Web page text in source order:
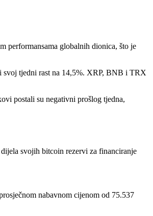
performansama globalnih dionica, što je
svoj tjedni rast na 14,5%. XRP, BNB i TRX
postali su negativni prošlog tjedna,
svojih bitcoin rezervi za financiranje
nabavnom cijenom od 75.537